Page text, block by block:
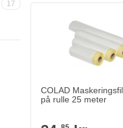
17
I lagerkr
COLAD
på rulle 25 meter